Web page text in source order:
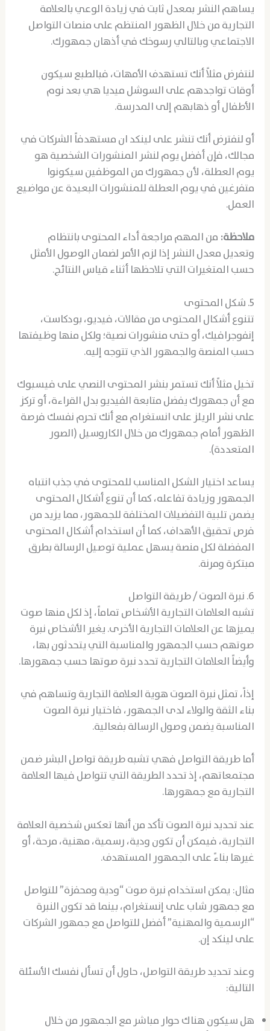
يساهم النشر بمعدل ثابت في زيادة الوعي بالعلامة
التجارية من خلال الظهور المنتظم على منصات التواصل
الاجتماعي وبالتالي رسوخك في أذهان جمهورك.
لنتفرض مثلاً أنك تستهدف الأمهات، فبالطبع سيكون
أوقات تواجدهم على السوشل ميديا هي بعد نوم
الأطفال أو ذهابهم إلى المدرسة.
أو لنفترض أنك تنشر على لينكد ان مستهدفاً الشركات في
مجالك، فإن أفضل يوم لنشر المنشورات الشخصية هو
يوم العطلة، لأن جمهورك من الموظفين سيكونوا
متفرغين في يوم العطلة للمنشورات البعيدة عن مواضيع
العمل.
ملاحظة: من المهم مراجعة أداء المحتوى بانتظام
وتعديل معدل النشر إذا لزم الأمر لضمان الوصول الأمثل
حسب المتغيرات التي تلاحظها أثناء قياس النتائج.
5. شكل المحتوى
تتنوع أشكال المحتوى من مقالات، فيديو، بودكاست،
إنفوجرافيك، أو حتى منشورات نصية؛ ولكل منها وظيفتها
حسب المنصة والجمهور الذي تتوجه إليه.
تخيل مثلاً أنك تستمر بنشر المحتوى النصي على فيسبوك
مع أن جمهورك يفضل متابعة الفيديو بدل القراءة، أو تركز
على نشر الريلز على انستغرام مع أنك تحرم نفسك فرصة
الظهور أمام جمهورك من خلال الكاروسيل (الصور
المتعددة).
يساعد اختيار الشكل المناسب للمحتوى في جذب انتباه
الجمهور وزيادة تفاعله، كما أن تنوع أشكال المحتوى
يضمن تلبية التفضيلات المختلفة للجمهور، مما يزيد من
فرص تحقيق الأهداف، كما أن استخدام أشكال المحتوى
المفضلة لكل منصة يسهل عملية توصيل الرسالة بطرق
مبتكرة ومرنة.
6. نبرة الصوت / طريقة التواصل
تشبه العلامات التجارية الأشخاص تماماً، إذ لكل منها صوت
يميزها عن العلامات التجارية الأخرى. يغير الأشخاص نبرة
صوتهم حسب الجمهور والمناسبة التي يتحدثون بها،
وأيضاً العلامات التجارية تحدد نبرة صوتها حسب جمهورها.
إذاً، تمثل نبرة الصوت هوية العلامة التجارية وتساهم في
بناء الثقة والولاء لدى الجمهور، فاختيار نبرة الصوت
المناسبة يضمن وصول الرسالة بفعالية.
أما طريقة التواصل فهي تشبه طريقة تواصل البشر ضمن
مجتمعاتهم، إذ تحدد الطريقة التي تتواصل فيها العلامة
التجارية مع جمهورها.
عند تحديد نبرة الصوت تأكد من أنها تعكس شخصية العلامة
التجارية، فيمكن أن تكون ودية، رسمية، مهنية، مرحة، أو
غيرها بناءً على الجمهور المستهدف.
مثال: يمكن استخدام نبرة صوت “ودية ومحفزة” للتواصل
مع جمهور شاب على إنستغرام، بينما قد تكون النبرة
“الرسمية والمهنية” أفضل للتواصل مع جمهور الشركات
على لينكد إن.
وعند تحديد طريقة التواصل، حاول أن تسأل نفسك الأسئلة
التالية:
هل سيكون هناك حوار مباشر مع الجمهور من خلال